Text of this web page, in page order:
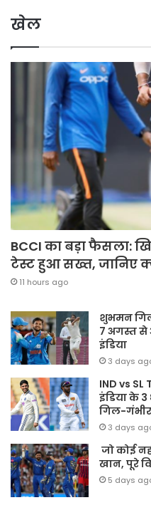
खेल
BCCI का बड़ा फैसला:
टेस्ट हुआ सख्त, जानिए
11 hours ago
शुभमन गिल
7 अगस्त से
इंडिया
3 days
IND vs SL
इंडिया के
गिल-
3 days
जो कोई
खान, पूरे
5 days